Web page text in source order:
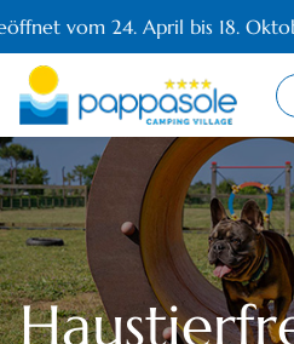
vom 24. April bis 18.